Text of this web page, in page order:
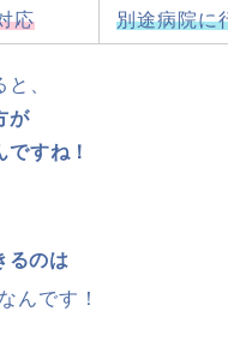
応 別途病院に
、
が
ですね！
るのは
んです！